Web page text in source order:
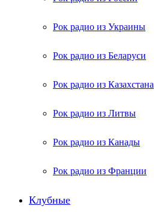
Рок радио из Украины
Рок радио из Беларуси
Рок радио из Казахстана
Рок радио из Литвы
Рок радио из Канады
Рок радио из Франции
Клубные